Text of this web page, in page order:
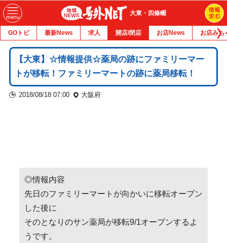
大東・四條畷
GOトピ 最新News 求人 開店/閉店 お店News お店みち
【大東】☆情報提供☆薬局の跡にファミリーマー
トが移転！ファミリーマートの跡に薬局移転！
2018/08/18 07:00 大阪府
◎情報内容
先日のファミリーマートが向かいに移転オープン
した後に
そのとなりのサン薬局が移転9/1オープンするよ
うです。